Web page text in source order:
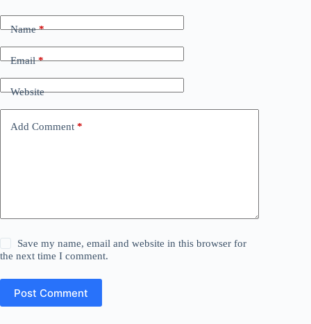
Name*
Email*
Website
Add Comment *
Save my name, email and website in this browser for
the next time I comment.
Post Comment